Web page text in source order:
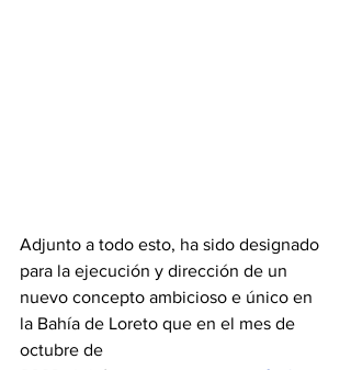
Adjunto a todo esto, ha sido designado
para la ejecución y dirección de un
nuevo concepto ambicioso e único en
la Bahía de Loreto que en el mes de
octubre de